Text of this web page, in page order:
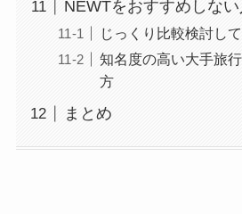
NEWTをおすすめしない
じっくり比較検討し
知名度の高い大手旅
方
まとめ